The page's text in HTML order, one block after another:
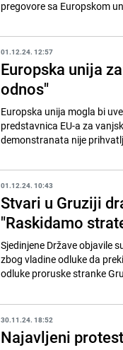
pregovore sa Europskom
01.12.24. 12:57
Europska unija
odnos"
Europska unija mogla bi
predstavnica EU-a za
demonstranata nije
01.12.24. 10:43
Stvari u Gruziji
"Raskidamo
Sjedinjene Države objavile
zbog vladine odluke da
odluke proruske stranke
30.11.24. 18:52
Najavljeni